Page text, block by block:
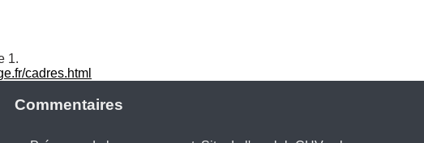
1.
cadres.html
Commentaires